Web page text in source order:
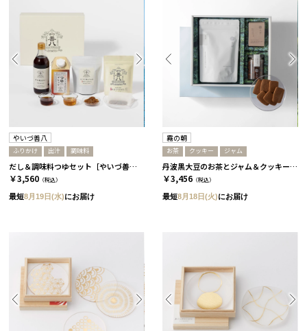
やいづ善八
ふりかけ 出汁 調味料
だし＆調味料つゆセット［やいづ善八］
￥3,560 （税込）
最短8月19日(水)にお届け
霧の朝
お茶 クッキー ジャム
丹波黒大豆のお茶とジャム＆クッキーセット［霧の朝］
￥3,456 （税込）
最短8月18日(火)にお届け